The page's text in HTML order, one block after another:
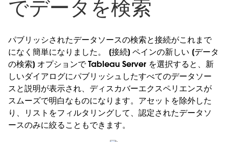
でデータを検索
パブリッシされたデータソースの検索と接続がこれまで
になく簡単になりました。 [接続] ペインの新しい [データ
の検索] オプションで Tableau Server を選択すると、新
しいダイアログにパブリッシュしたすべてのデータソー
スと説明が表示され、ディスカバーエクスペリエンスが
スムーズで明白なものになります。アセットを除外した
り、リストをフィルタリングして、認定されたデータソ
ースのみに絞ることもできます。